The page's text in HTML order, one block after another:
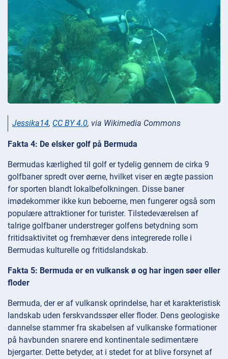
Jessika14, CC BY 4.0, via Wikimedia Commons
Fakta 4: De elsker golf på Bermuda
Bermudas kærlighed til golf er tydelig gennem de cirka 9
golfbaner spredt over øerne, hvilket viser en ægte passion
for sporten blandt lokalbefolkningen. Disse baner
imødekommer ikke kun beboerne, men fungerer også som
populære attraktioner for turister. Tilstedeværelsen af
talrige golfbaner understreger golfens betydning som
fritidsaktivitet og fremhæver dens integrerede rolle i
Bermudas kulturelle og fritidslandskab.
Fakta 5: Bermuda er en vulkansk ø og har ingen søer eller
floder
Bermuda, der er af vulkansk oprindelse, har et karakteristisk
landskab uden ferskvandssøer eller floder. Dens geologiske
dannelse stammer fra skabelsen af vulkanske formationer
på havbunden snarere end kontinentale sedimentære
bjergarter. Dette betyder, at i stedet for at blive forsynet af